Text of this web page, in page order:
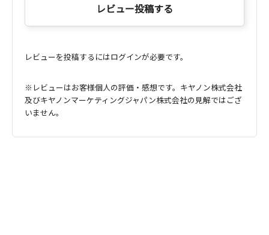
レビュー投稿する
レビューを投稿するにはログインが必要です。
※レビューはお客様個人の評価・感想です。キヤノン株式会社
及びキヤノンマーケティングジャパン株式会社の見解ではござ
いません。